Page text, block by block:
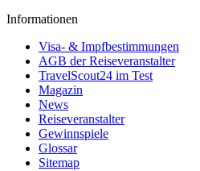
Informationen
Visa- & Impfbestimmungen
AGB der Reiseveranstalter
TravelScout24 im Test
Magazin
News
Reiseveranstalter
Gewinnspiele
Glossar
Sitemap